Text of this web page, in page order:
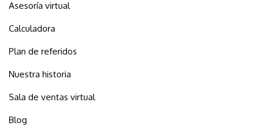
Asesoría virtual
Calculadora
Plan de referidos
Nuestra historia
Sala de ventas virtual
Blog